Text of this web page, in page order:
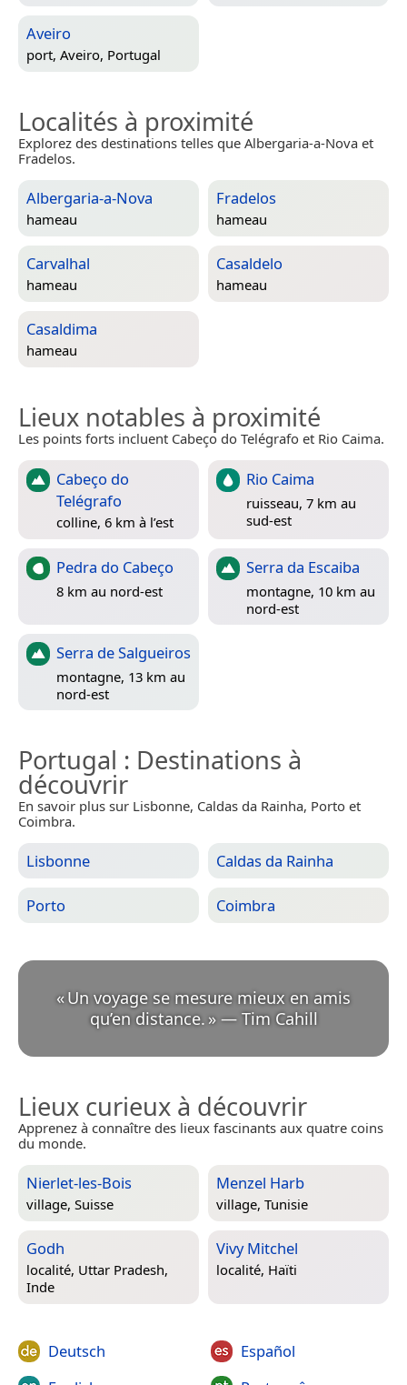
Aveiro
port, Aveiro, Portugal
Localités à proximité
Explorez des destinations telles que Albergaria-a-Nova et
Fradelos.
Albergaria-a-Nova
hameau
Fradelos
hameau
Carvalhal
hameau
Casaldelo
hameau
Casaldima
hameau
Lieux notables à proximité
Les points forts incluent Cabeço do Telégrafo et Rio Caima.
Cabeço do
Telégrafo
colline, 6 km à l’est
Rio Caima
ruisseau, 7 km au
sud-est
Pedra do Cabeço
8 km au nord-est
Serra da Escaiba
montagne, 10 km au
nord-est
Serra de Salgueiros
montagne, 13 km au
nord-est
Portugal : Destinations à
découvrir
En savoir plus sur Lisbonne, Caldas da Rainha, Porto et
Coimbra.
Lisbonne Caldas da Rainha
Porto Coimbra
«Un voyage se mesure mieux en amis
qu’en distance. » — Tim Cahill
Lieux curieux à découvrir
Apprenez à connaître des lieux fascinants aux quatre coins
du monde.
Nierlet-les-Bois
village, Suisse
Menzel Harb
village, Tunisie
Godh
localité, Uttar Pradesh,
Inde
Vivy Mitchel
localité, Haïti
Deutsch
Español